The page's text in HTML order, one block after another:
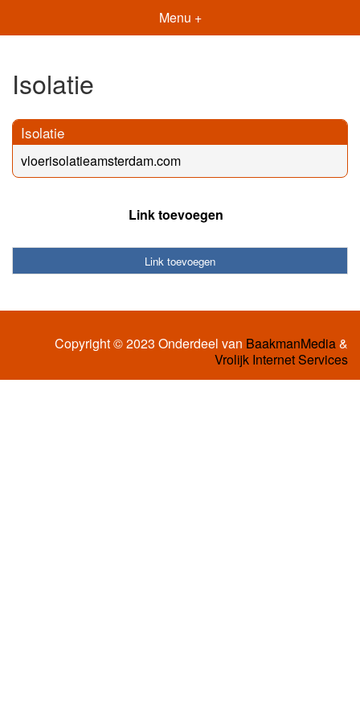
Menu +
Isolatie
Isolatie
vloerisolatieamsterdam.com
Link toevoegen
Link toevoegen
Copyright © 2023 Onderdeel van BaakmanMedia&
Vrolijk Internet Services